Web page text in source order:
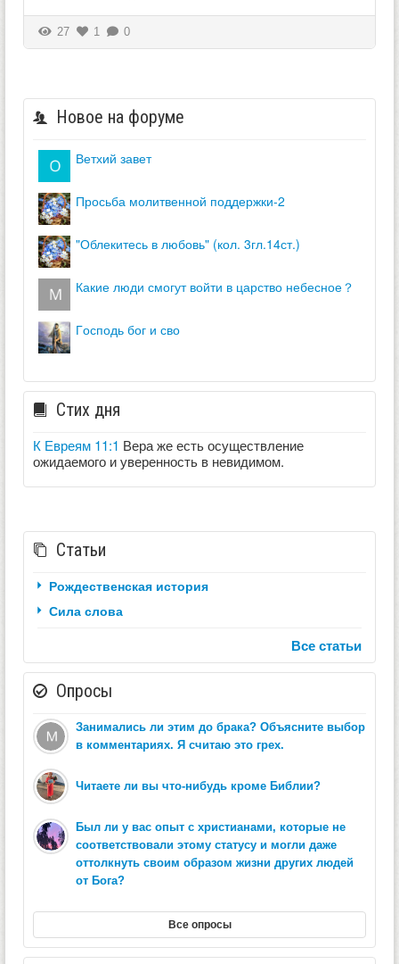
27 1 0
Новое на форуме
ветхий завет
просьба молитвенной поддержки-2
"облекитесь в любовь" (кол. 3гл.14ст.)
какие люди смогут войти в царство небесное？
господь бог и сво
Стих дня
К Евреям 11:1 Вера же есть осуществление
ожидаемого и уверенность в невидимом.
Статьи
Рождественская история
Сила слова
Все статьи
Опросы
Занимались ли этим до брака? Объясните выбор
в комментариях. Я считаю это грех.
Читаете ли вы что-нибудь кроме Библии?
Был ли у вас опыт с христианами, которые не
соответствовали этому статусу и могли даже
оттолкнуть своим образом жизни других людей
от Бога?
Все опросы